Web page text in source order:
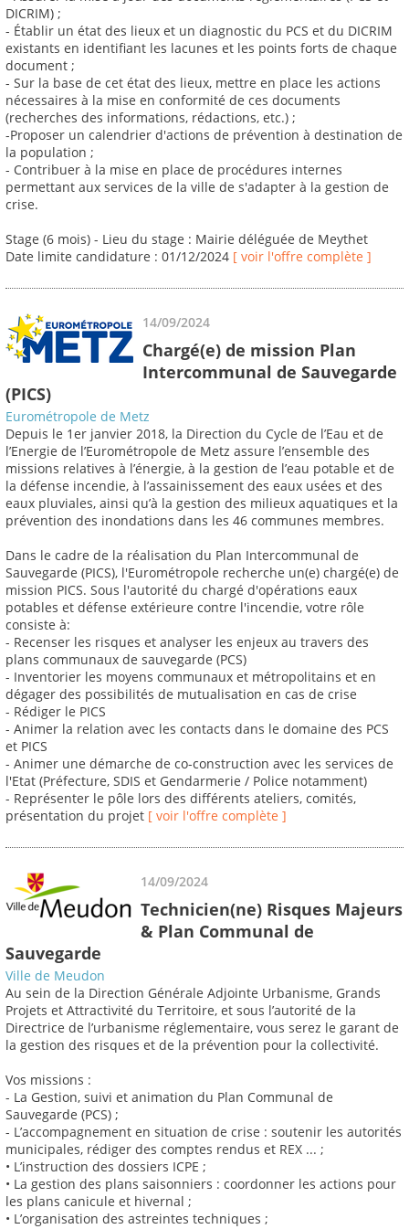
DICRIM) ;
- Établir un état des lieux et un diagnostic du PCS et du DICRIM
existants en identifiant les lacunes et les points forts de chaque
document ;
- Sur la base de cet état des lieux, mettre en place les actions
nécessaires à la mise en conformité de ces documents
(recherches des informations, rédactions, etc.) ;
-Proposer un calendrier d'actions de prévention à destination de
la population ;
- Contribuer à la mise en place de procédures internes
permettant aux services de la ville de s'adapter à la gestion de
crise.
Stage (6 mois) - Lieu du stage : Mairie déléguée de Meythet
Date limite candidature : 01/12/2024 [ voir l'offre complète ]
14/09/2024
Chargé(e) de mission Plan
Intercommunal de Sauvegarde
(PICS)
Eurométropole de Metz
Depuis le 1er janvier 2018, la Direction du Cycle de l’Eau et de
l’Energie de l’Eurométropole de Metz assure l’ensemble des
missions relatives à l’énergie, à la gestion de l’eau potable et de
la défense incendie, à l’assainissement des eaux usées et des
eaux pluviales, ainsi qu’à la gestion des milieux aquatiques et la
prévention des inondations dans les 46 communes membres.
Dans le cadre de la réalisation du Plan Intercommunal de
Sauvegarde (PICS), l'Eurométropole recherche un(e) chargé(e) de
mission PICS. Sous l'autorité du chargé d'opérations eaux
potables et défense extérieure contre l'incendie, votre rôle
consiste à:
- Recenser les risques et analyser les enjeux au travers des
plans communaux de sauvegarde (PCS)
- Inventorier les moyens communaux et métropolitains et en
dégager des possibilités de mutualisation en cas de crise
- Rédiger le PICS
- Animer la relation avec les contacts dans le domaine des PCS
et PICS
- Animer une démarche de co-construction avec les services de
l'Etat (Préfecture, SDIS et Gendarmerie / Police notamment)
- Représenter le pôle lors des différents ateliers, comités,
présentation du projet [ voir l'offre complète ]
14/09/2024
Technicien(ne) Risques Majeurs
& Plan Communal de
Sauvegarde
Ville de Meudon
Au sein de la Direction Générale Adjointe Urbanisme, Grands
Projets et Attractivité du Territoire, et sous l’autorité de la
Directrice de l’urbanisme réglementaire, vous serez le garant de
la gestion des risques et de la prévention pour la collectivité.
Vos missions :
- La Gestion, suivi et animation du Plan Communal de
Sauvegarde (PCS) ;
- L’accompagnement en situation de crise : soutenir les autorités
municipales, rédiger des comptes rendus et REX ... ;
• L’instruction des dossiers ICPE ;
• La gestion des plans saisonniers : coordonner les actions pour
les plans canicule et hivernal ;
• L’organisation des astreintes techniques ;